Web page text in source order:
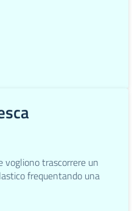
vogliono trascorrere un
frequentando una